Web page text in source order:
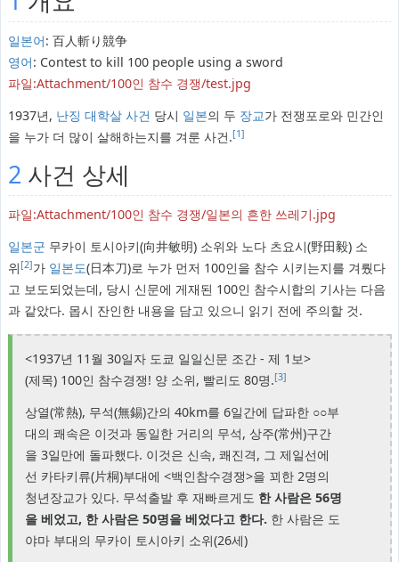
일본어: 百人斬り競争
영어: Contest to kill 100 people using a sword
파일:Attachment/100인 참수 경쟁/test.jpg
1937년, 난징 대학살 사건 당시 일본의 두 장교가 전쟁포로와 민간인
을 누가 더 많이 살해하는지를 겨룬 사건.[1]
2 사건 상세
파일:Attachment/100인 참수 경쟁/일본의 흔한 쓰레기.jpg
일본군 무카이 토시아키(向井敏明) 소위와 노다 츠요시(野田毅) 소
위[2]가 일본도(日本刀)로 누가 먼저 100인을 참수 시키는지를 겨뤘다
고 보도되었는데, 당시 신문에 게재된 100인 참수시합의 기사는 다음
과 같았다. 몹시 잔인한 내용을 담고 있으니 읽기 전에 주의할 것.
<1937년 11월 30일자 도쿄 일일신문 조간 - 제 1보>
(제목) 100인 참수경쟁! 양 소위, 빨리도 80명.[3]
상열(常熱), 무석(無錫)간의 40km를 6일간에 답파한 ○○부
대의 쾌속은 이것과 동일한 거리의 무석, 상주(常州)구간
을 3일만에 돌파했다. 이것은 신속, 쾌진격, 그 제일선에
선 카타키류(片桐)부대에 <백인참수경쟁>을 꾀한 2명의
청년장교가 있다. 무석출발 후 재빠르게도 한 사람은 56명
을 베었고, 한 사람은 50명을 베었다고 한다.한 사람은 도
야마 부대의 무카이 토시아키 소위(26세)